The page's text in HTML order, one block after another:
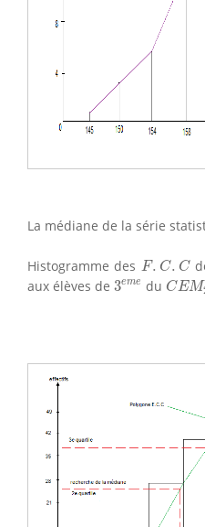
La médiane de la série
Histogramme des F. C. C
F. C.C
aux élèves de 3eme
3em e
du CEM
CEM2